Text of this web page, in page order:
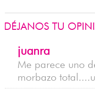
juanra
Me parece uno
morbazo